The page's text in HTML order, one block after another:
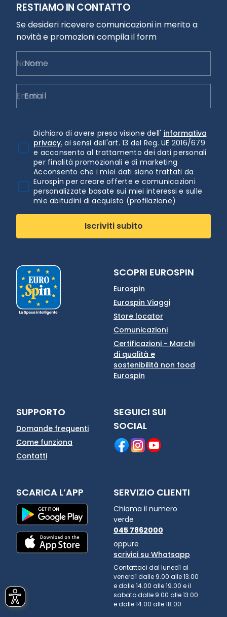
RESTIAMO IN CONTATTO
Se desideri ricevere comunicazioni in merito a
novità e promozioni compila il form
Nome
Email
Dichiaro di avere preso visione dell' informativa
privacy. ai sensi dell'art. 13 del Reg. UE 2016/679
e acconsento al trattamento dei dati personali
per finalità promozionali e di marketing
Acconsento che i miei dati siano trattati da
Eurospin per creare offerte e comunicazioni
personalizzate basate sui miei interessi e sulle
mie abitudini di acquisto (profilazione)
Iscriviti subito
SCOPRI EUROSPIN
Eurospin
Eurospin Viaggi
Store locator
Comunicazioni
Certificazioni - Marchi
di qualità e
sostenibilità non food
Eurospin
SUPPORTO
Domande frequenti
Come funziona
Contatti
SEGUICI SUI
SOCIAL
SCARICA L’APP SERVIZIO CLIENTI
Chiama il numero
verde
045 7862000
oppure
scrivici su Whatsapp
Contattaci dal lunedì al
venerdì dalle 9.00 alle 13.00
e dalle 14.00 alle 19.00 e il
sabato dalle 9.00 alle 13.00
e dalle 14.00 alle 18.00